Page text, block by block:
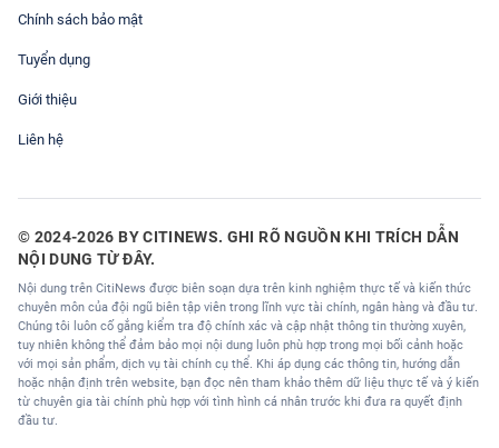
Chính sách bảo mật
Tuyển dụng
Giới thiệu
Liên hệ
© 2024-2026 BY CITINEWS. GHI RÕ NGUỒN KHI TRÍCH DẪN
NỘI DUNG TỪ ĐÂY.
Nội dung trên CitiNews được biên soạn dựa trên kinh nghiệm thực tế và kiến thức
chuyên môn của đội ngũ biên tập viên trong lĩnh vực tài chính, ngân hàng và đầu tư.
Chúng tôi luôn cố gắng kiểm tra độ chính xác và cập nhật thông tin thường xuyên,
tuy nhiên không thể đảm bảo mọi nội dung luôn phù hợp trong mọi bối cảnh hoặc
với mọi sản phẩm, dịch vụ tài chính cụ thể. Khi áp dụng các thông tin, hướng dẫn
hoặc nhận định trên website, bạn đọc nên tham khảo thêm dữ liệu thực tế và ý kiến
từ chuyên gia tài chính phù hợp với tình hình cá nhân trước khi đưa ra quyết định
đầu tư.